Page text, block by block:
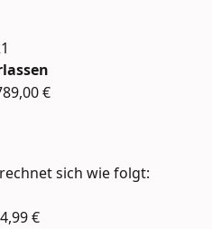
€
sich wie folgt:
€